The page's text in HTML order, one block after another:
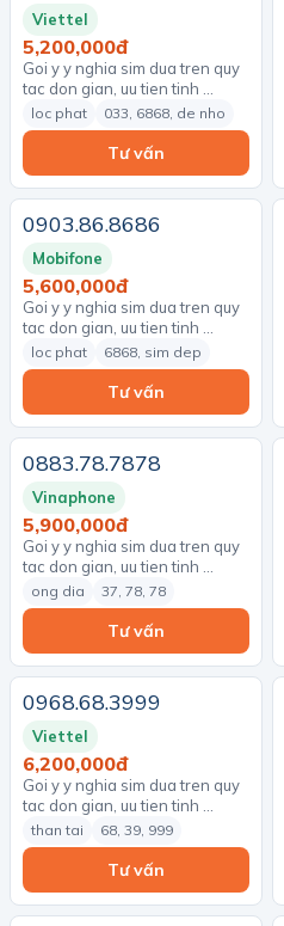
Viettel
5,200,000đ
Goi y y nghia sim dua tren quy
tac don gian, uu tien tinh …
loc phat 033, 6868, de nho
Tư vấn
0903.86.8686
Mobifone
5,600,000đ
Goi y y nghia sim dua tren quy
tac don gian, uu tien tinh …
loc phat 6868, sim dep
Tư vấn
0883.78.7878
Vinaphone
5,900,000đ
Goi y y nghia sim dua tren quy
tac don gian, uu tien tinh …
ong dia 37, 78, 78
Tư vấn
0968.68.3999
Viettel
6,200,000đ
Goi y y nghia sim dua tren quy
tac don gian, uu tien tinh …
than tai 68, 39, 999
Tư vấn